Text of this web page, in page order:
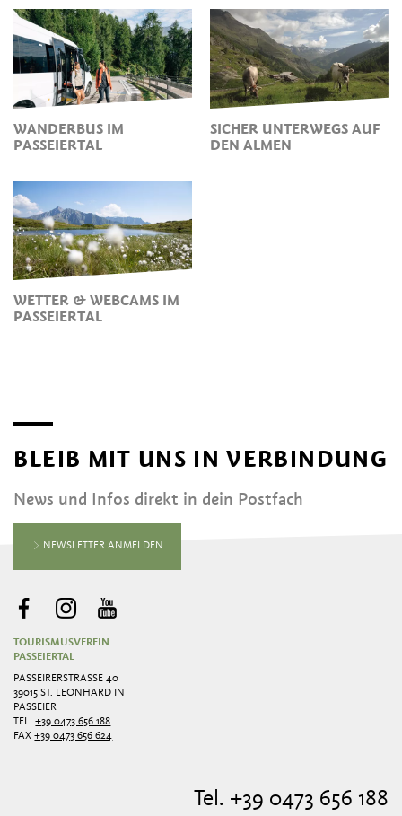
WANDERBUS IM
PASSEIERTAL
SICHER UNTERWEGS AUF
DEN ALMEN
WETTER & WEBCAMS IM
PASSEIERTAL
BLEIB MIT UNS IN VERBINDUNG
News und Infos direkt in dein Postfach
NEWSLETTER ANMELDEN
TOURISMUSVEREIN
PASSEIERTAL
PASSEIRERSTRASSE 40
39015 ST. LEONHARD IN
PASSEIER
TEL.+39 0473 656 188
FAX+39 0473 656 624
Tel. +39 0473 656 188